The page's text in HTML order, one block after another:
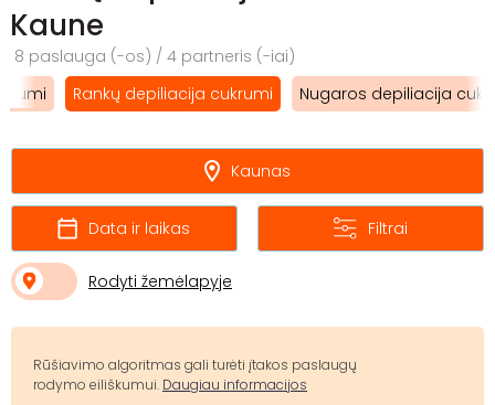
Kaune
8 paslauga (-os) / 4 partneris (-iai)
Rankų depiliacija cukrumi Nugaros depiliacija
Kaunas
Data ir laikas Filtrai
Rodyti žemėlapyje
Rūšiavimo algoritmas gali turėti įtakos paslaugų
rodymo eiliškumui. Daugiau informacijos